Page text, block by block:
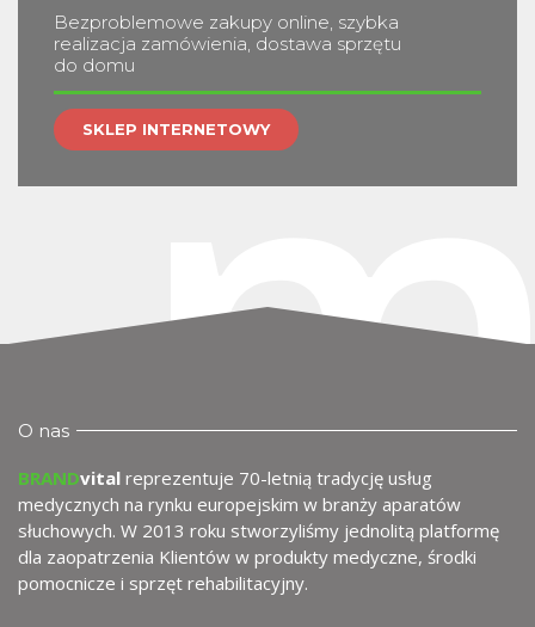
Bezproblemowe zakupy online, szybka
realizacja zamówienia, dostawa sprzętu
do domu
SKLEP INTERNETOWY
O nas
BRANDvital reprezentuje 70-letnią tradycję usług
medycznych na rynku europejskim w branży aparatów
słuchowych. W 2013 roku stworzyliśmy jednolitą platformę
dla zaopatrzenia Klientów w produkty medyczne, środki
pomocnicze i sprzęt rehabilitacyjny.